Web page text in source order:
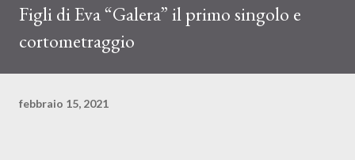
Figli di Eva “Galera” il primo singolo e
cortometraggio
febbraio 15, 2021